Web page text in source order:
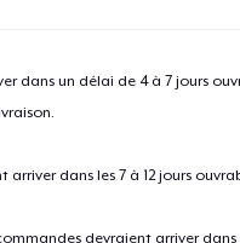
dans un délai de 4 à 7 jours
dans les 7 à 12 jours
devraient arriver dans